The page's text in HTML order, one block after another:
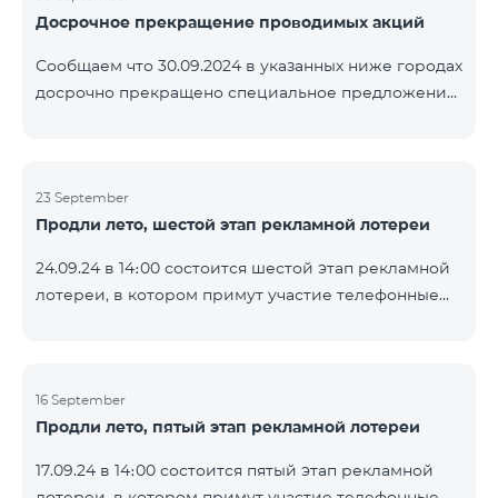
помощью генератора случайных чисел. Следите за
YouTube. Подробнее:
https://www.telecomarmenia.am/ru/B2S
Досрочное прекращение проводимых акций
Сообщаем что 30.09.2024 в указанных ниже городах
досрочно прекращено специальное предложение,
9900. Вайк Чаренцаван Ванадзор
23 September
Продли лето, шестой этап рекламной лотереи
24.09.24 в 14։00 состоится шестой этап рекламной
лотереи, в котором примут участие телефонные
Выигравшие номера телефонов будут выбраны с
помощью генератора случайных чисел. Следите за
YouTube. Подробнее:
16 September
Продли лето, пятый этап рекламной лотереи
17.09.24 в 14։00 состоится пятый этап рекламной